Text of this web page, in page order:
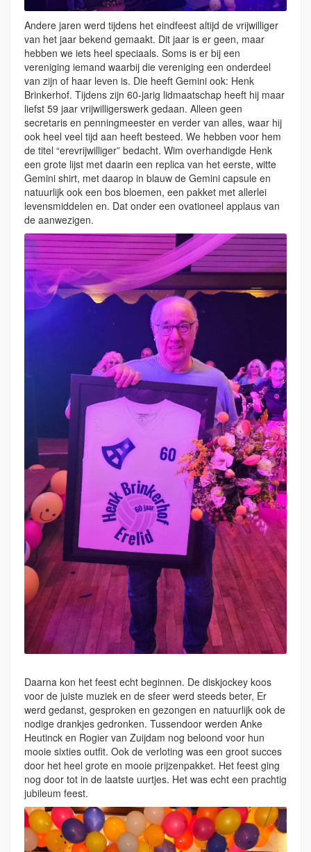
Andere jaren werd tijdens het eindfeest altijd de vrijwilliger
van het jaar bekend gemaakt. Dit jaar is er geen, maar
hebben we iets heel speciaals. Soms is er bij een
vereniging iemand waarbij die vereniging een onderdeel
van zijn of haar leven is. Die heeft Gemini ook: Henk
Brinkerhof. Tijdens zijn 60-jarig lidmaatschap heeft hij maar
liefst 59 jaar vrijwilligerswerk gedaan. Alleen geen
secretaris en penningmeester en verder van alles, waar hij
ook heel veel tijd aan heeft besteed. We hebben voor hem
de titel “erevrijwilliger” bedacht. Wim overhandigde Henk
een grote lijst met daarin een replica van het eerste, witte
Gemini shirt, met daarop in blauw de Gemini capsule en
natuurlijk ook een bos bloemen, een pakket met allerlei
levensmiddelen en. Dat onder een ovationeel applaus van
de aanwezigen.
Daarna kon het feest echt beginnen. De diskjockey koos
voor de juiste muziek en de sfeer werd steeds beter, Er
werd gedanst, gesproken en gezongen en natuurlijk ook de
nodige drankjes gedronken. Tussendoor werden Anke
Heutinck en Rogier van Zuijdam nog beloond voor hun
mooie sixties outfit. Ook de verloting was een groot succes
door het heel grote en mooie prijzenpakket. Het feest ging
nog door tot in de laatste uurtjes. Het was echt een prachtig
jubileum feest.